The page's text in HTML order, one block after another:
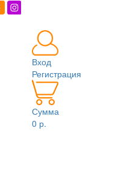
Вход
Регистрация
Сумма
0 р.